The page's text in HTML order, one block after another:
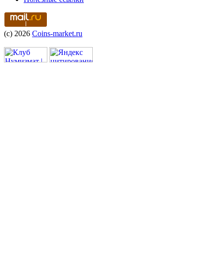
(c) 2026 Coins-market.ru